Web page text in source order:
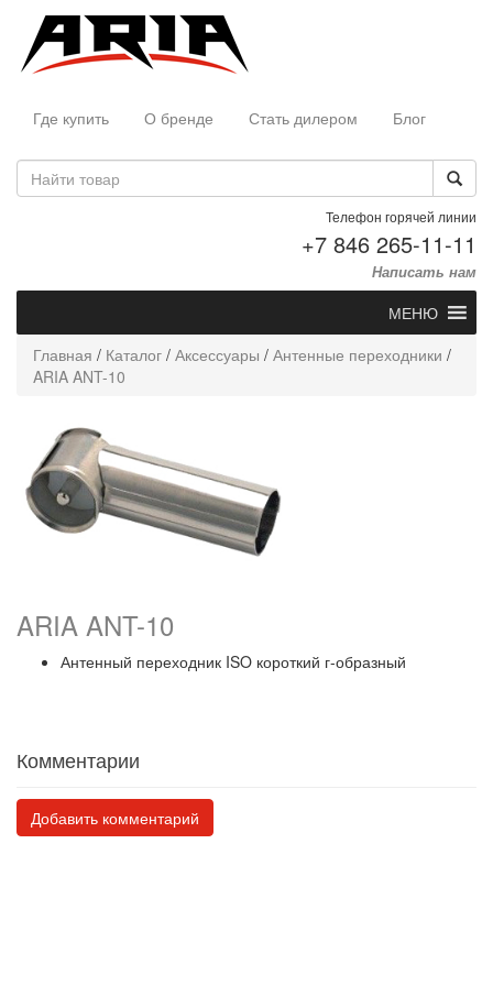
Где купить О бренде Стать дилером Блог
Телефон горячей линии
+7 846 265-11-11
Написать нам
МЕНЮ
Главная / Каталог / Аксессуары / Антенные переходники /
ARIA ANT-10
ARIA ANT-10
Антенный переходник ISO короткий г-образный
Комментарии
Добавить комментарий